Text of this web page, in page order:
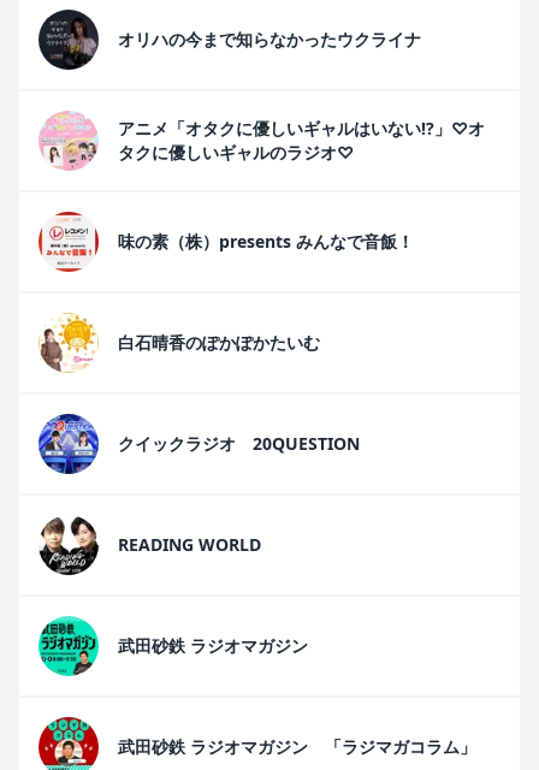
オリハの今まで知らなかったウクライナ
アニメ「オタクに優しいギャルはいない!?」♡オ
タクに優しいギャルのラジオ♡
味の素（株）presents みんなで音飯！
白石晴香のぽかぽかたいむ
クイックラジオ 20QUESTION
READING WORLD
武田砂鉄 ラジオマガジン
武田砂鉄 ラジオマガジン 「ラジマガコラム」